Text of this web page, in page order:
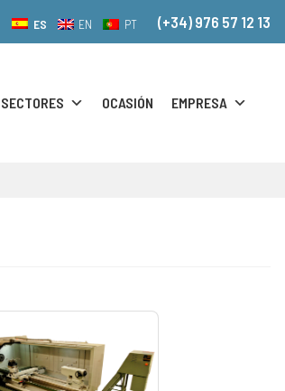
ES EN PT (+34) 976 57 12 13
SECTORES OCASIÓN EMPRESA